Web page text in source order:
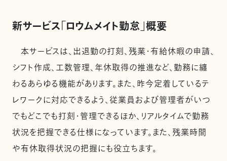
新サービス「ロウムメイト勤怠」概要
本サービスは、出退勤の打刻、残業・有給休暇の申請、
シフト作成、工数管理、年休取得の推進など、勤務に纏
わるあらゆる機能があります。また、昨今定着しているテ
レワークに対応できるよう、従業員および管理者がいつ
でもどこでも打刻・管理できるほか、リアルタイムで勤務
状況を把握できる仕様になっています。また、残業時間
や有休取得状況の把握にも役立ちます。